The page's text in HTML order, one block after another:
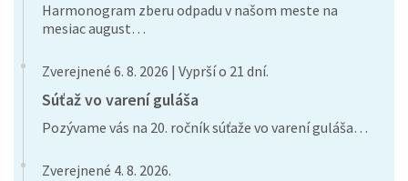
Harmonogram zberu odpadu v našom meste na
mesiac august…
Zverejnené 6. 8. 2026 | Vyprší o 21 dní.
Súťaž vo varení guláša
Pozývame vás na 20. ročník súťaže vo varení guláša…
Zverejnené 4. 8. 2026.